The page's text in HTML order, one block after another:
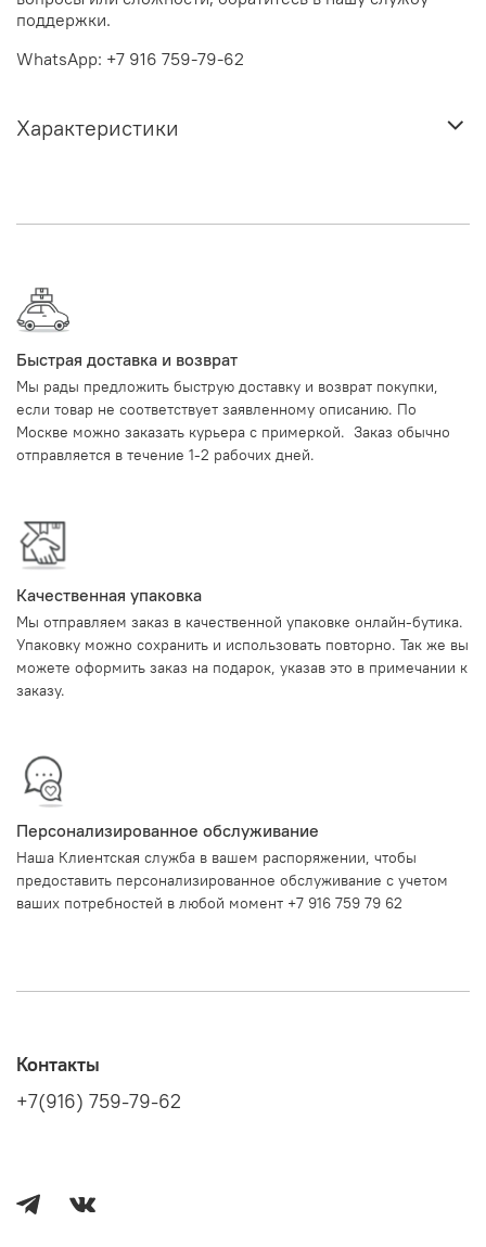
поддержки.
WhatsApp: +7 916 759-79-62
Характеристики
Быстрая доставка и возврат
Мы рады предложить быструю доставку и возврат покупки,
если товар не соответствует заявленному описанию. По
Москве можно заказать курьера с примеркой. Заказ обычно
отправляется в течение 1-2 рабочих дней.
Качественная упаковка
Мы отправляем заказ в качественной упаковке онлайн-бутика.
Упаковку можно сохранить и использовать повторно. Так же вы
можете оформить заказ на подарок, указав это в примечании к
заказу.
Персонализированное обслуживание
Наша Клиентская служба в вашем распоряжении, чтобы
предоставить персонализированное обслуживание с учетом
ваших потребностей в любой момент +7 916 759 79 62
Контакты
+7(916) 759-79-62